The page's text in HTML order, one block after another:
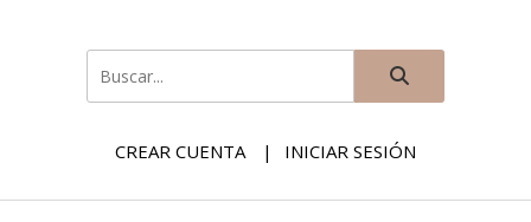
CREAR CUENTA INICIAR SESIÓN